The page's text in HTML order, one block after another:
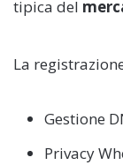
tipica del
La
Gestione
Privacy